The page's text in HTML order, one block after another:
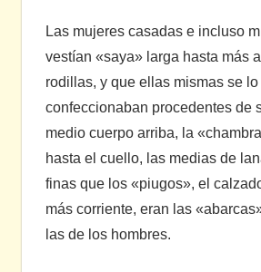
Las mujeres casadas e incluso
vestían «saya» larga hasta más
rodillas, y que ellas mismas se lo
confeccionaban procedentes de
medio cuerpo arriba, la
hasta el cuello, las medias de
finas que los «piugos», el
más corriente, eran las
las de los hombres.